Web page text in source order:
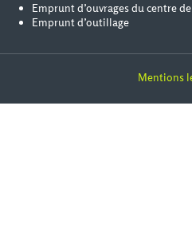
Emprunt d’ouvrages du centre
Emprunt d’outillage
Mentions